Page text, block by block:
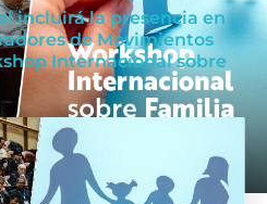
incluirá la presencia en
de Movimientos
Internacional sobre